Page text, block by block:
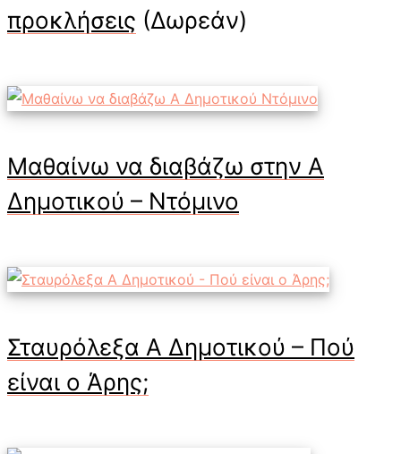
προκλήσεις (Δωρεάν)
Μαθαίνω να διαβάζω στην Α
Δημοτικού – Ντόμινο
Σταυρόλεξα Α Δημοτικού – Πού
είναι ο Άρης;